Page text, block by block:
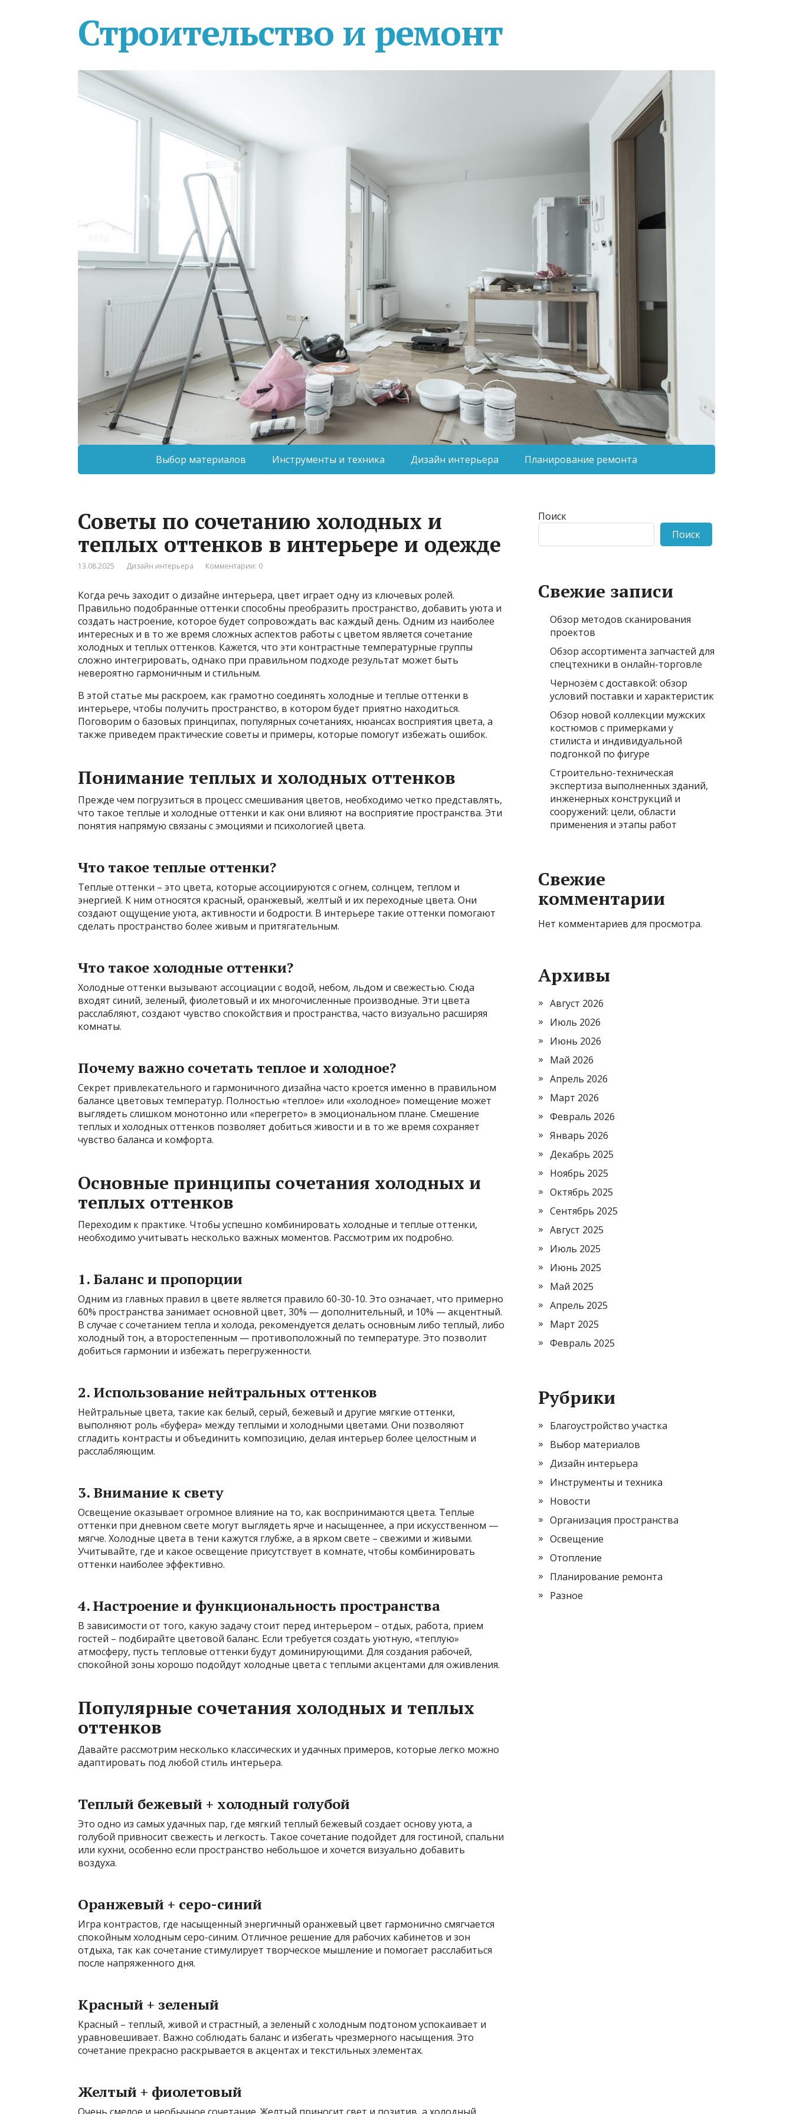
Строительство и ремонт
Выбор материалов Инструменты и техника Дизайн интерьера Планирование ремонта
Советы по сочетанию холодных и
теплых оттенков в интерьере и одежде
13.08.2025 Дизайн интерьера Комментарии: 0
Когда речь заходит о дизайне интерьера, цвет играет одну из ключевых ролей.
Правильно подобранные оттенки способны преобразить пространство, добавить уюта и
создать настроение, которое будет сопровождать вас каждый день. Одним из наиболее
интересных и в то же время сложных аспектов работы с цветом является сочетание
холодных и теплых оттенков. Кажется, что эти контрастные температурные группы
сложно интегрировать, однако при правильном подходе результат может быть
невероятно гармоничным и стильным.
В этой статье мы раскроем, как грамотно соединять холодные и теплые оттенки в
интерьере, чтобы получить пространство, в котором будет приятно находиться.
Поговорим о базовых принципах, популярных сочетаниях, нюансах восприятия цвета, а
также приведем практические советы и примеры, которые помогут избежать ошибок.
Понимание теплых и холодных оттенков
Прежде чем погрузиться в процесс смешивания цветов, необходимо четко представлять,
что такое теплые и холодные оттенки и как они влияют на восприятие пространства. Эти
понятия напрямую связаны с эмоциями и психологией цвета.
Что такое теплые оттенки?
Теплые оттенки – это цвета, которые ассоциируются с огнем, солнцем, теплом и
энергией. К ним относятся красный, оранжевый, желтый и их переходные цвета. Они
создают ощущение уюта, активности и бодрости. В интерьере такие оттенки помогают
сделать пространство более живым и притягательным.
Что такое холодные оттенки?
Холодные оттенки вызывают ассоциации с водой, небом, льдом и свежестью. Сюда
входят синий, зеленый, фиолетовый и их многочисленные производные. Эти цвета
расслабляют, создают чувство спокойствия и пространства, часто визуально расширяя
комнаты.
Почему важно сочетать теплое и холодное?
Секрет привлекательного и гармоничного дизайна часто кроется именно в правильном
балансе цветовых температур. Полностью «теплое» или «холодное» помещение может
выглядеть слишком монотонно или «перегрето» в эмоциональном плане. Смешение
теплых и холодных оттенков позволяет добиться живости и в то же время сохраняет
чувство баланса и комфорта.
Основные принципы сочетания холодных и
теплых оттенков
Переходим к практике. Чтобы успешно комбинировать холодные и теплые оттенки,
необходимо учитывать несколько важных моментов. Рассмотрим их подробно.
1. Баланс и пропорции
Одним из главных правил в цвете является правило 60-30-10. Это означает, что примерно
60% пространства занимает основной цвет, 30% — дополнительный, и 10% — акцентный.
В случае с сочетанием тепла и холода, рекомендуется делать основным либо теплый, либо
холодный тон, а второстепенным — противоположный по температуре. Это позволит
добиться гармонии и избежать перегруженности.
2. Использование нейтральных оттенков
Нейтральные цвета, такие как белый, серый, бежевый и другие мягкие оттенки,
выполняют роль «буфера» между теплыми и холодными цветами. Они позволяют
сгладить контрасты и объединить композицию, делая интерьер более целостным и
расслабляющим.
3. Внимание к свету
Освещение оказывает огромное влияние на то, как воспринимаются цвета. Теплые
оттенки при дневном свете могут выглядеть ярче и насыщеннее, а при искусственном —
мягче. Холодные цвета в тени кажутся глубже, а в ярком свете – свежими и живыми.
Учитывайте, где и какое освещение присутствует в комнате, чтобы комбинировать
оттенки наиболее эффективно.
4. Настроение и функциональность пространства
В зависимости от того, какую задачу стоит перед интерьером – отдых, работа, прием
гостей – подбирайте цветовой баланс. Если требуется создать уютную, «теплую»
атмосферу, пусть тепловые оттенки будут доминирующими. Для создания рабочей,
спокойной зоны хорошо подойдут холодные цвета с теплыми акцентами для оживления.
Популярные сочетания холодных и теплых
оттенков
Давайте рассмотрим несколько классических и удачных примеров, которые легко можно
адаптировать под любой стиль интерьера.
Теплый бежевый + холодный голубой
Это одно из самых удачных пар, где мягкий теплый бежевый создает основу уюта, а
голубой привносит свежесть и легкость. Такое сочетание подойдет для гостиной, спальни
или кухни, особенно если пространство небольшое и хочется визуально добавить
воздуха.
Оранжевый + серо-синий
Игра контрастов, где насыщенный энергичный оранжевый цвет гармонично смягчается
спокойным холодным серо-синим. Отличное решение для рабочих кабинетов и зон
отдыха, так как сочетание стимулирует творческое мышление и помогает расслабиться
после напряженного дня.
Красный + зеленый
Красный – теплый, живой и страстный, а зеленый с холодным подтоном успокаивает и
уравновешивает. Важно соблюдать баланс и избегать чрезмерного насыщения. Это
сочетание прекрасно раскрывается в акцентах и текстильных элементах.
Желтый + фиолетовый
Поиск
Поиск
Свежие записи
Обзор методов сканирования
проектов
Обзор ассортимента запчастей для
спецтехники в онлайн-торговле
Чернозём с доставкой: обзор
условий поставки и характеристик
Обзор новой коллекции мужских
костюмов с примерками у
стилиста и индивидуальной
подгонкой по фигуре
Строительно-техническая
экспертиза выполненных зданий,
инженерных конструкций и
сооружений: цели, области
применения и этапы работ
Свежие
комментарии
Нет комментариев для просмотра.
Архивы
Август 2026
Июль 2026
Июнь 2026
Май 2026
Апрель 2026
Март 2026
Февраль 2026
Январь 2026
Декабрь 2025
Ноябрь 2025
Октябрь 2025
Сентябрь 2025
Август 2025
Июль 2025
Июнь 2025
Май 2025
Апрель 2025
Март 2025
Февраль 2025
Рубрики
Благоустройство участка
Выбор материалов
Дизайн интерьера
Инструменты и техника
Новости
Организация пространства
Освещение
Отопление
Планирование ремонта
Разное